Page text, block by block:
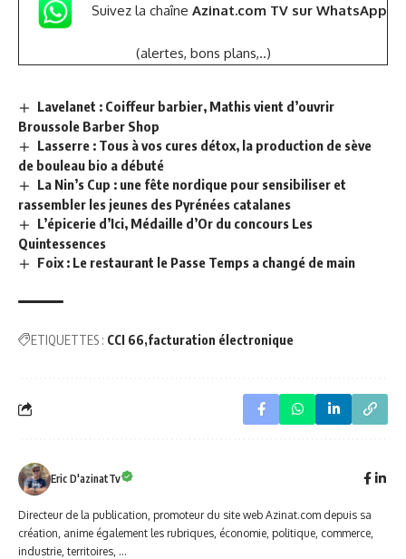
Suivez la chaîne Azinat.com TV sur WhatsApp
(alertes, bons plans,..)
Lavelanet : Coiffeur barbier, Mathis vient d’ouvrir
Broussole Barber Shop
Lasserre : Tous à vos cures détox, la production de sève
de bouleau bio a débuté
La Nin’s Cup : une fête nordique pour sensibiliser et
rassembler les jeunes des Pyrénées catalanes
L’épicerie d’Ici, Médaille d’Or du concours Les
Quintessences
Foix : Le restaurant le Passe Temps a changé de main
ETIQUETTES : CCI 66 facturation électronique
Eric D'azinatTv
Directeur de la publication, promoteur du site web Azinat.com depuis sa
création, anime également les rubriques, économie, politique, commerce,
industrie, territoires, ...